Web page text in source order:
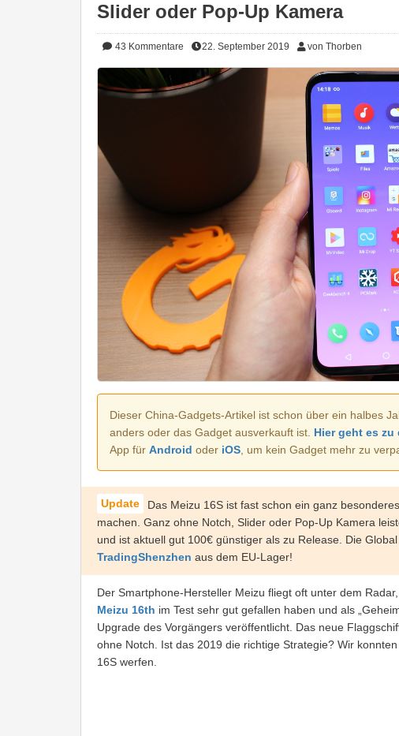
Slider oder Pop-Up Kamera
43 Kommentare 22. September 2019 von Thorben
Dieser China-Gadgets-Artikel ist schon über ein halbes
anders oder das Gadget ausverkauft ist. Hier geht es
App für Android oder iOS , um kein Gadget mehr zu
Das Meizu 16S ist fast schon ein ganz
machen. Ganz ohne Notch, Slider oder Pop-Up Kamera
und ist aktuell gut 100€ günstiger als zu Release. Die
TradingShenzhen aus dem EU-Lager!
Der Smartphone-Hersteller Meizu fliegt oft unter dem
Meizu 16th im Test sehr gut gefallen haben und als
Upgrade des Vorgängers veröffentlicht. Das neue
ohne Notch. Ist das 2019 die richtige Strategie? Wir
16S werfen.